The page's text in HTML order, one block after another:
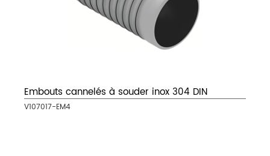
Embouts cannelés à souder inox 304 DIN
V107017-EM4